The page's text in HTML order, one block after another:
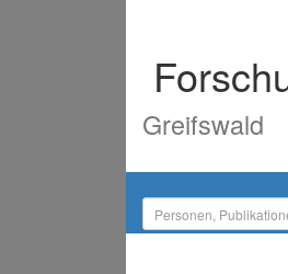
Greifswald